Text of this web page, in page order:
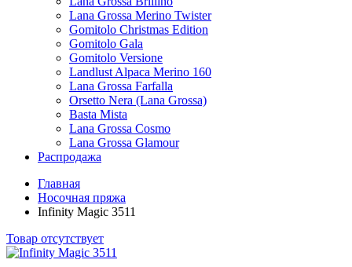
Lana Grossa Merino Twister
Gomitolo Christmas Edition
Gomitolo Gala
Gomitolo Versione
Landlust Alpaca Merino 160
Lana Grossa Farfalla
Orsetto Nera (Lana Grossa)
Basta Mista
Lana Grossa Cosmo
Lana Grossa Glamour
Распродажа
Главная
Носочная пряжа
Infinity Magic 3511
Товар отсутствует